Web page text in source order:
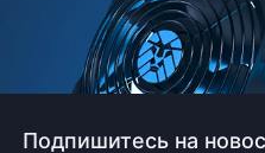
Подпишитесь на